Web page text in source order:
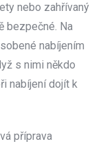
nebo zahřívaný
bezpečné. Na
nabíjením
s nimi někdo
nabíjení dojít k
příprava